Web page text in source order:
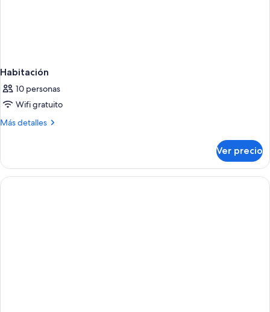
Habitación
10 personas
Wifi gratuito
Más detalles
Más
Ver precio